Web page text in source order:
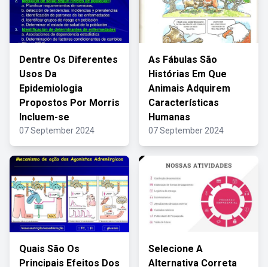
Dentre Os Diferentes
Usos Da
Epidemiologia
Propostos Por Morris
Incluem-se
07 September 2024
As Fábulas São
Histórias Em Que
Animais Adquirem
Características
Humanas
07 September 2024
Quais São Os
Principais Efeitos Dos
Selecione A
Alternativa Correta